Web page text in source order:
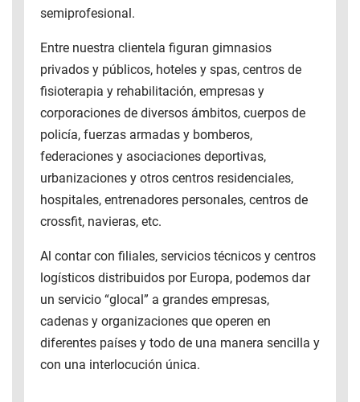
semiprofesional.
Entre nuestra clientela figuran gimnasios
privados y públicos, hoteles y spas, centros de
fisioterapia y rehabilitación, empresas y
corporaciones de diversos ámbitos, cuerpos de
policía, fuerzas armadas y bomberos,
federaciones y asociaciones deportivas,
urbanizaciones y otros centros residenciales,
hospitales, entrenadores personales, centros de
crossfit, navieras, etc.
Al contar con filiales, servicios técnicos y centros
logísticos distribuidos por Europa, podemos dar
un servicio “glocal” a grandes empresas,
cadenas y organizaciones que operen en
diferentes países y todo de una manera sencilla y
con una interlocución única.